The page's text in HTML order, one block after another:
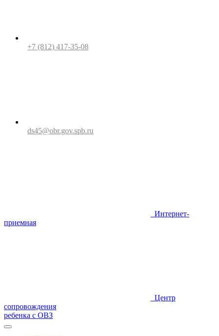
+7 (812) 417-35-08
ds45@obr.gov.spb.ru
Интернет-
приемная
Центр
сопровождения
ребенка с ОВЗ